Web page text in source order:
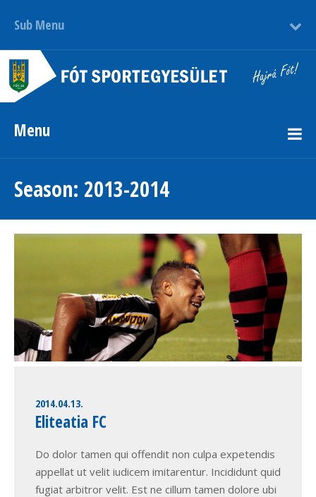
Sub Menu
Menu
Season: 2013-2014
2014.04.13.
Eliteatia FC
Do dolor tamen qui offendit non culpa expetendis
appellat ut velit iudicem imitarentur. Incididunt quid
fugiat arbitror velit. Est ne cillum tamen dolore ubi